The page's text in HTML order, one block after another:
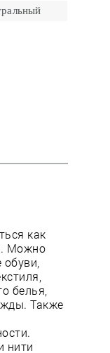
как
Можно
белья,
Также
нити